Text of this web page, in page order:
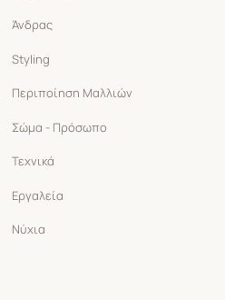
Άνδρας
Styling
Περιποίηση Μαλλιών
Σώμα - Πρόσωπο
Τεχνικά
Εργαλεία
Νύχια